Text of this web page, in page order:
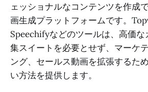
ェッショナルなコンテンツを作成
画生成プラットフォームです。
Speechifyなどのツールは、高価な
集スイートを必要とせず、マーケ
ング、セールス動画を拡張するた
い方法を提供します。